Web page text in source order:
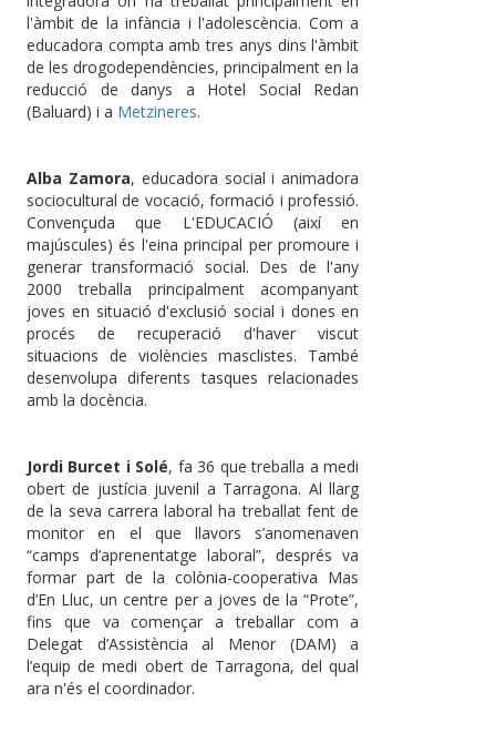
l'àmbit de la infància i l'adolescència. Com a
educadora compta amb tres anys dins l'àmbit
de les drogodependències, principalment en la
reducció de danys a Hotel Social Redan
(Baluard) i a Metzineres.
Alba Zamora, educadora social i animadora
sociocultural de vocació, formació i professió.
Convençuda que L'EDUCACIÓ (així en
majúscules) és l'eina principal per promoure i
generar transformació social. Des de l'any
2000 treballa principalment acompanyant
joves en situació d'exclusió social i dones en
procés de recuperació d'haver viscut
situacions de violències masclistes. També
desenvolupa diferents tasques relacionades
amb la docència.
Jordi Burcet i Solé, fa 36 que treballa a medi
obert de justícia juvenil a Tarragona. Al llarg
de la seva carrera laboral ha treballat fent de
monitor en el que llavors s’anomenaven
“camps d’aprenentatge laboral”, després va
formar part de la colònia-cooperativa Mas
d’En Lluc, un centre per a joves de la “Prote”,
fins que va començar a treballar com a
Delegat d’Assistència al Menor (DAM) a
l’equip de medi obert de Tarragona, del qual
ara n'és el coordinador.